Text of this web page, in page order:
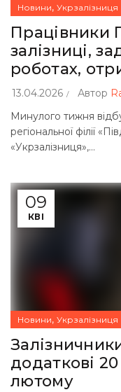
Новини, Укрзалізниця
Працівники
залізниці,
роботах,
13.04.2026 Автор
Минулого тижня
регіональної філії
«Укрзалізниця»,...
09
КВІ
Новини, Укрзалізниця
додаткові
лютому